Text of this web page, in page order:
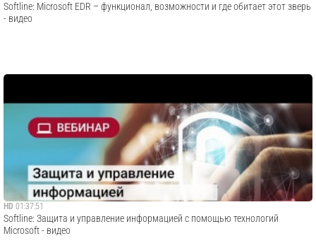
​Softline: Microsoft EDR – функционал, возможности и где обитает этот зверь
- видео
HD 01:37:51
​Softline: Защита и управление информацией c помощью технологий
Microsoft - видео